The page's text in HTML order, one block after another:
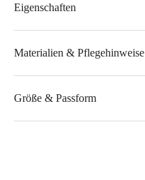
Eigenschaften
Materialien & Pflegehinweise
Größe & Passform